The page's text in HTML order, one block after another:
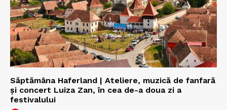
Săptămâna Haferland | Ateliere, muzică de fanfară
şi concert Luiza Zan, în cea de-a doua zi a
festivalului